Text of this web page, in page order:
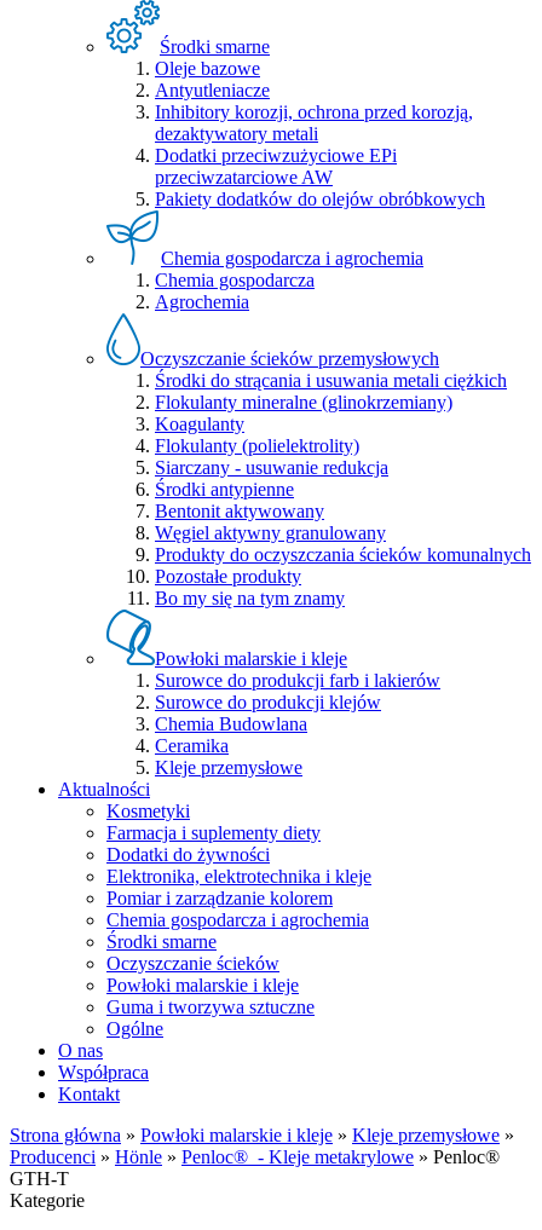
Środki smarne
Oleje bazowe
Antyutleniacze
Inhibitory korozji, ochrona przed korozją,
dezaktywatory metali
Dodatki przeciwzużyciowe EPi
przeciwzatarciowe AW
Pakiety dodatków do olejów obróbkowych
Chemia gospodarcza i agrochemia
Chemia gospodarcza
Agrochemia
Oczyszczanie ścieków przemysłowych
Środki do strącania i usuwania metali ciężkich
Flokulanty mineralne (glinokrzemiany)
Koagulanty
Flokulanty (polielektrolity)
Siarczany - usuwanie redukcja
Środki antypienne
Bentonit aktywowany
Węgiel aktywny granulowany
Produkty do oczyszczania ścieków komunalnych
Pozostałe produkty
Bo my się na tym znamy
Powłoki malarskie i kleje
Surowce do produkcji farb i lakierów
Surowce do produkcji klejów
Chemia Budowlana
Ceramika
Kleje przemysłowe
Aktualności
Kosmetyki
Farmacja i suplementy diety
Dodatki do żywności
Elektronika, elektrotechnika i kleje
Pomiar i zarządzanie kolorem
Chemia gospodarcza i agrochemia
Środki smarne
Oczyszczanie ścieków
Powłoki malarskie i kleje
Guma i tworzywa sztuczne
Ogólne
O nas
Współpraca
Kontakt
Strona główna » Powłoki malarskie i kleje » Kleje przemysłowe »
Producenci » Hönle » Penloc® - Kleje metakrylowe » Penloc®
GTH-T
Kategorie